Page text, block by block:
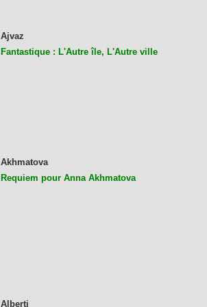
Ajvaz
Fantastique : L'Autre île, L'Autre ville
Akhmatova
Requiem pour Anna Akhmatova
Alberti